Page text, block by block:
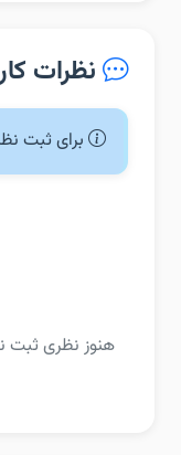
نظرات
برای ثبت
هنوز نظری ثبت